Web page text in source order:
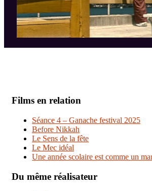
Films en relation
Séance 4 – Ganache festival 2025
Before Nikkah
Le Sens de la fête
Le Mec idéal
Une année scolaire est comme un
Du même réalisateur